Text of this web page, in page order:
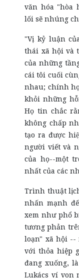
văn hóa "hòa
lối sẽ nhúng
"Vị kỷ luận
thái xã hội và
của những
cái tôi cuối
nhau; chính
khỏi những
Họ tin chắc
không chấp
tạo ra được
người viết và
của họ--một
nhất của các
Trình thuật
nhấn mạnh
xem như phổ
tương phản
loạn" xã hội --
với thỏa hiệp
đang xuống,
Lukács ví von